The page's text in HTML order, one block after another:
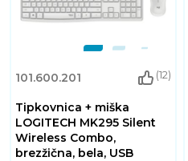
101.600.201 (12)
Tipkovnica + miška
LOGITECH MK295 Silent
Wireless Combo,
brezžična, bela, USB